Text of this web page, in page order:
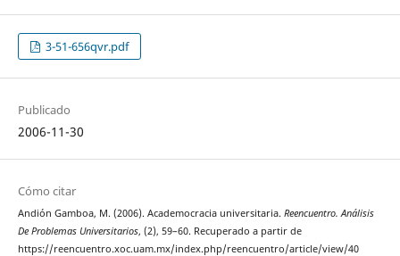
3-51-656qvr.pdf
Publicado
2006-11-30
Cómo citar
Andión Gamboa, M. (2006). Academocracia universitaria. Reencuentro. Análisis
De Problemas Universitarios, (2), 59–60. Recuperado a partir de
https://reencuentro.xoc.uam.mx/index.php/reencuentro/article/view/40